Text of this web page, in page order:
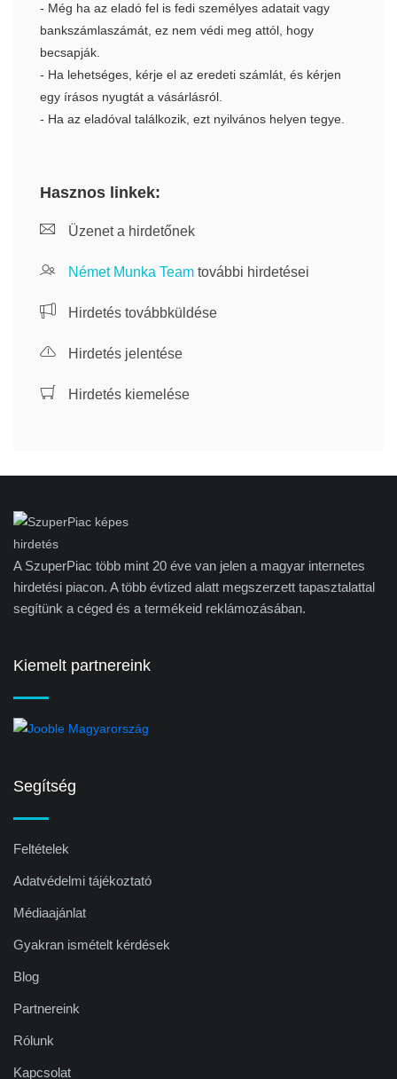
- Még ha az eladó fel is fedi személyes adatait vagy
bankszámlaszámát, ez nem védi meg attól, hogy
becsapják.
- Ha lehetséges, kérje el az eredeti számlát, és kérjen
egy írásos nyugtát a vásárlásról.
- Ha az eladóval találkozik, ezt nyilvános helyen tegye.
Hasznos linkek:
Üzenet a hirdetőnek
Német Munka Team további hirdetései
Hirdetés továbbküldése
Hirdetés jelentése
Hirdetés kiemelése
A SzuperPiac több mint 20 éve van jelen a magyar internetes
hirdetési piacon. A több évtized alatt megszerzett tapasztalattal
segítünk a céged és a termékeid reklámozásában.
Kiemelt partnereink
Segítség
Feltételek
Adatvédelmi tájékoztató
Médiaajánlat
Gyakran ismételt kérdések
Blog
Partnereink
Rólunk
Kapcsolat